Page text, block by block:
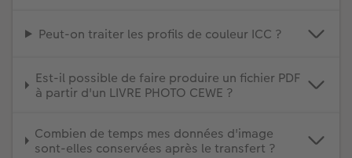
Peut-on traiter les profils de couleur ICC ?
Est-il possible de faire produire un fichier PDF
à partir d'un LIVRE PHOTO CEWE ?
Combien de temps mes données d'image
sont-elles conservées après le transfert ?